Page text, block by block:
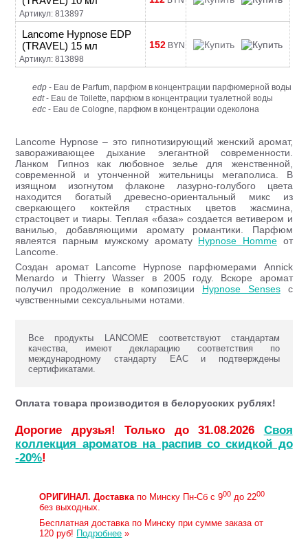
Артикул: 813897
Lancome Hypnose EDP
(TRAVEL) 15 мл
Артикул: 813898
152 BYN
edp - Eau de Parfum, парфюм в концентрации парфюмерной воды
edt- Eau de Toilette, парфюм в концентрации туалетной воды
edc - Eau de Cologne, парфюм в концентрации одеколона
Lancome Hypnose – это гипнотизирующий женский аромат,
завораживающее дыхание элегантной современности.
Ланком Гипноз как любовное зелье для женственной,
современной и утонченной жительницы мегаполиса. В
изящном изогнутом флаконе лазурно-голубого цвета
находится богатый древесно-ориентальный микс из
сверкающего коктейля страстных цветов жасмина,
страстоцвет и тиары. Теплая «база» создается ветивером и
ванилью, добавляющими аромату романтики. Парфюм
явлеятся парным мужскому аромату Hypnose Hommeот
Lancome.
Создан аромат Lancome Hypnose парфюмерами Annick
Menardo и Thierry Wasser в 2005 году. Вскоре аромат
получил продолжение в композиции Hypnose Sensesс
чувственными сексуальными нотами.
Все продукты LANCOME соответствуют стандартам
качества, имеют декларацию соответствия по
международному стандарту ЕАС и подтверждены
сертификатами.
Оплата товара производится в белорусских рублях!
Дорогие друзья! Только до 31.08.2026 Своя
коллекция ароматов на распив со скидкой до
-20%!
ОРИГИНАЛ. Доставкапо Минску Пн-Сб с 900 до 2200
без выходных.
Бесплатная доставка по Минску при сумме заказа от
120 руб! Подробнее »